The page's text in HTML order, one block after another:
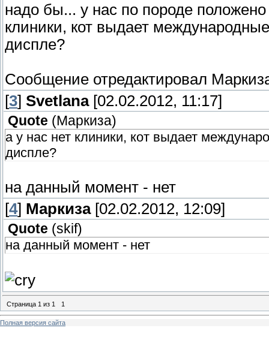
надо бы... у нас по породе
клиники, кот выдает
диспле?
Сообщение отредактировал
[3] Svetlana[02.02.2012, 11:17]
Quote (Маркиза)
а у нас нет клиники, кот выдает
диспле?
на данный момент - нет
[4] Маркиза[02.02.2012, 12:09]
Quote (skif)
на данный момент - нет
Страница 1 из 1 1
Полная версия сайта